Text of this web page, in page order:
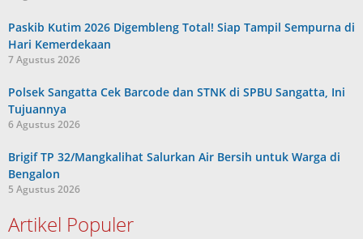
Paskib Kutim 2026 Digembleng Total! Siap Tampil Sempurna di
Hari Kemerdekaan
7 Agustus 2026
Polsek Sangatta Cek Barcode dan STNK di SPBU Sangatta, Ini
Tujuannya
6 Agustus 2026
Brigif TP 32/Mangkalihat Salurkan Air Bersih untuk Warga di
Bengalon
5 Agustus 2026
Artikel Populer